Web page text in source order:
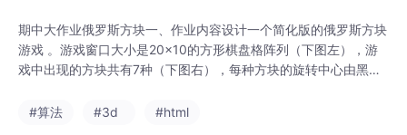
期中大作业俄罗斯方块一、作业内容设计一个简化版的俄罗斯方块
游戏 。游戏窗口大小是20×10的方形棋盘格阵列（下图左），游
戏中出现的方块共有7种（下图右），每种方块的旋转中心由黑点
vec2 allRotationsLshape[4][4]的设定请参看（下图右）中的第五
#算法 #3d #html